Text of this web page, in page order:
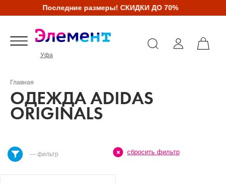
Последние размеры! СКИДКИ ДО 70%
Уфа
Главная
ОДЕЖДА ADIDAS
ORIGINALS
— фильтр сбросить фильтр